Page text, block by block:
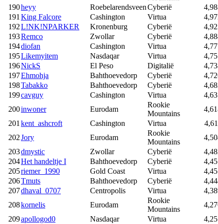
190heyy RoebelarendsveenCyberië
191 King Falcore Cashington Virtua
192L!NK!NPARKER Kronenburg Cyberië
193Remco Zwollar Cyberië
194diofan Cashington Virtua
195Likemyitem Nasdaqar Virtua
196NickS El Peso Digitalië
197Ehmohja Bahthoevedorp Cyberië
198Tabakko Bahthoevedorp Cyberië
199cavguy Cashington Virtua
200inwoner Eurodam
Rookie
Mountains
201 kent_ashcroft Cashington Virtua
202Jory Eurodam
Rookie
Mountains
203dmystic Zwollar Cyberië
204Het handeltje I Bahthoevedorp Cyberië
205riemer_1990 Gold Coast Virtua
206Tmuts Bahthoevedorp Cyberië
207dhaval_0707 Centropolis Virtua
208kornelis Eurodam
Rookie
Mountains
209apollogod0 Nasdaqar Virtua